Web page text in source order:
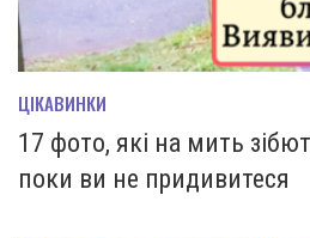
ЦІКАВИНКИ
17 фото, які на мить
поки ви не придивитеся